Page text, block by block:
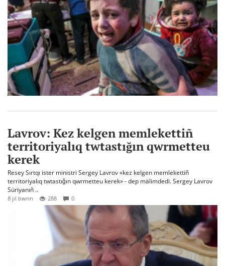
Lavrov: Kez kelgen memlekettiñ
territoriyalıq twtastığın qwrmetteu
kerek
Resey Sırtqı ister ministri Sergey Lavrov «kez kelgen memlekettiñ
territoriyalıq twtastığın qwrmetteu kerek» - dep mälimdedi. Sergey Lavrov
Süriyanıñ ..
8 jıl bwrın 288 0